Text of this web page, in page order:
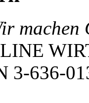
machen
3-636-